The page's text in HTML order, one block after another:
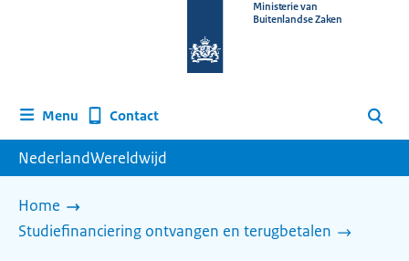
homepage
Ministerie van
Buitenlandse Zaken
Menu Contact Zoeken
NederlandWereldwijd
Home
Studiefinanciering ontvangen en terugbetalen